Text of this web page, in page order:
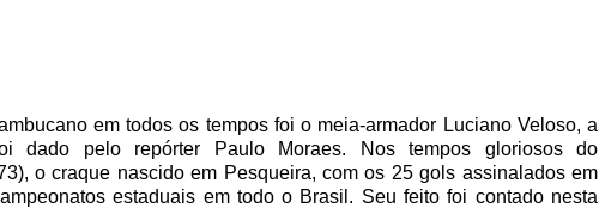
em todos os tempos foi o meia-armador Luciano Veloso, a
dado pelo repórter Paulo Moraes. Nos tempos gloriosos do
o craque nascido em Pesqueira, com os 25 gols assinalados em
estaduais em todo o Brasil. Seu feito foi contado nesta